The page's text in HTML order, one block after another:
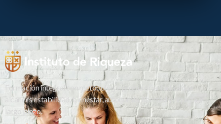
Formación integral con metodología propia orientada a que
alcances estabilidad, bienestar, autonomía, libertad y riqueza a
largo plazo.